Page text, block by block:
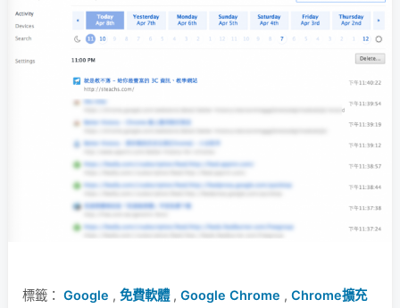
標籤： Google , 免費軟體, Google Chrome , Chrome擴充